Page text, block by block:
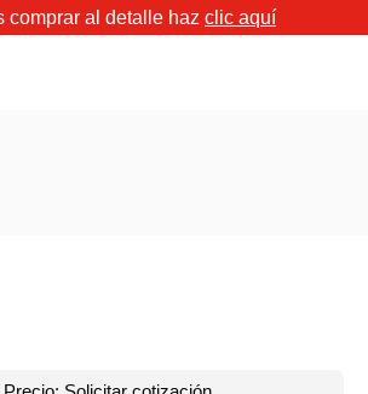
comprar al detalle haz clic aquí